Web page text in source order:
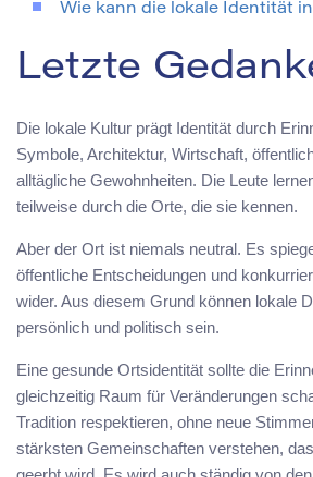
Wie kann die lokale Identität
Letzte
Die lokale Kultur prägt Identität durch
Symbole, Architektur, Wirtschaft,
alltägliche Gewohnheiten. Die Leute
teilweise durch die Orte, die sie kennen.
Aber der Ort ist niemals neutral. Es
öffentliche Entscheidungen und
wider. Aus diesem Grund können lokale
persönlich und politisch sein.
Eine gesunde Ortsidentität sollte die
gleichzeitig Raum für Veränderungen
Tradition respektieren, ohne neue
stärksten Gemeinschaften verstehen,